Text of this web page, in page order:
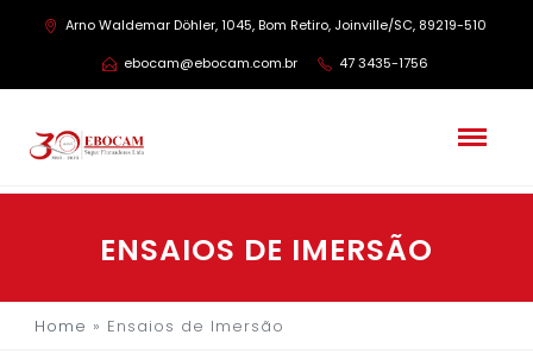
Arno Waldemar Döhler, 1045, Bom Retiro, Joinville/SC, 89219-510
ebocam@ebocam.com.br
47 3435-1756
ENSAIOS DE IMERSÃO
Home » Ensaios de Imersão